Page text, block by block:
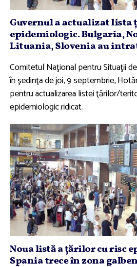
Guvernul a actualizat lista
epidemiologic. Bulgaria,
Lituania, Slovenia au
Comitetul Naţional pentru Situaţii
în şedinţa de joi, 9 septembrie,
pentru actualizarea listei ţărilor/
epidemiologic ridicat.
Noua listă a ţărilor cu risc
Spania trece în zona